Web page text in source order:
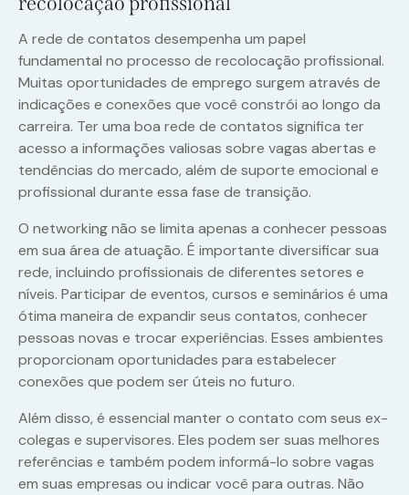
A rede de contatos desempenha um papel
fundamental no processo de recolocação profissional.
Muitas oportunidades de emprego surgem através de
indicações e conexões que você constrói ao longo da
carreira. Ter uma boa rede de contatos significa ter
acesso a informações valiosas sobre vagas abertas e
tendências do mercado, além de suporte emocional e
profissional durante essa fase de transição.
O networking não se limita apenas a conhecer pessoas
em sua área de atuação. É importante diversificar sua
rede, incluindo profissionais de diferentes setores e
níveis. Participar de eventos, cursos e seminários é uma
ótima maneira de expandir seus contatos, conhecer
pessoas novas e trocar experiências. Esses ambientes
proporcionam oportunidades para estabelecer
conexões que podem ser úteis no futuro.
Além disso, é essencial manter o contato com seus ex-
colegas e supervisores. Eles podem ser suas melhores
referências e também podem informá-lo sobre vagas
em suas empresas ou indicar você para outras. Não